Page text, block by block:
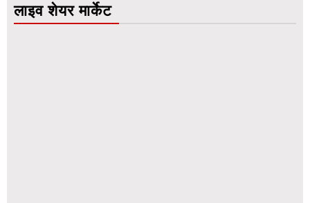
लाइव शेयर मार्केट